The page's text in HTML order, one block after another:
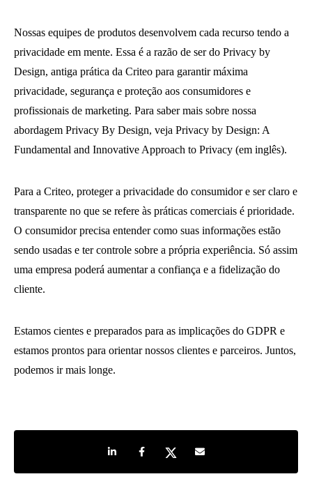
Nossas equipes de produtos desenvolvem cada recurso tendo a
privacidade em mente. Essa é a razão de ser do Privacy by
Design, antiga prática da Criteo para garantir máxima
privacidade, segurança e proteção aos consumidores e
profissionais de marketing. Para saber mais sobre nossa
abordagem Privacy By Design, veja Privacy by Design: A
Fundamental and Innovative Approach to Privacy (em inglês).
Para a Criteo, proteger a privacidade do consumidor e ser claro e
transparente no que se refere às práticas comerciais é prioridade.
O consumidor precisa entender como suas informações estão
sendo usadas e ter controle sobre a própria experiência. Só assim
uma empresa poderá aumentar a confiança e a fidelização do
cliente.
Estamos cientes e preparados para as implicações do GDPR e
estamos prontos para orientar nossos clientes e parceiros. Juntos,
podemos ir mais longe.
Share on LinkedIn
Share on Facebook
Share on TwitterShare by e-mail